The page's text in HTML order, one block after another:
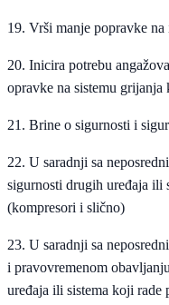
19. Vrši manje popravke na
20. Inicira potrebu
opravke na sistemu grijanja
21. Brine o sigurnosti i
22. U saradnji sa
sigurnosti drugih uređaja ili
(kompresori i slično)
23. U saradnji sa
i pravovremenom
uređaja ili sistema koji